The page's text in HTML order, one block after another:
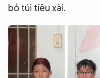
Infographic
Chuyên đề
bỏ túi tiêu xài.